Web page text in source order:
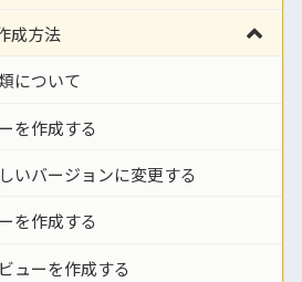
成方法
について
を作成する
いバージョンに変更する
を作成する
ューを作成する